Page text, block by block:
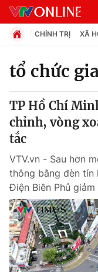
Chuyên mục
Chính trị
Pháp luật
Y tế
Thế giới
CHÍNH TRỊ XÃ
tổ chức
TP Hồ Chí
chỉnh, vòng
tắc
VTV.vn - Sau hơn
thông bằng đèn tín
Điện Biên Phủ